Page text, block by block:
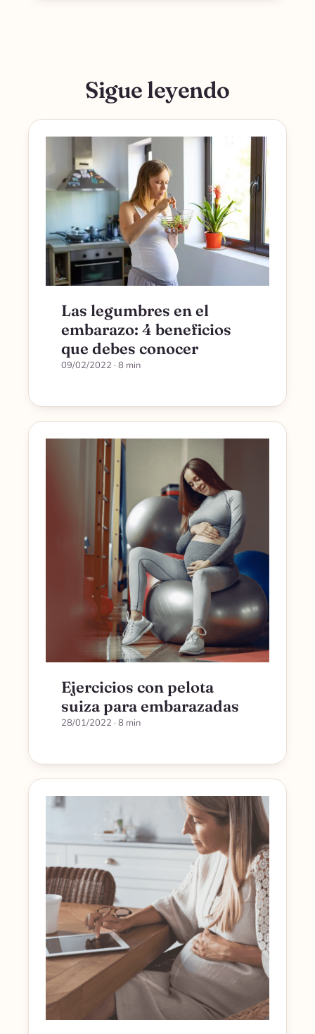
Sigue leyendo
Las legumbres en el
embarazo: 4 beneficios
que debes conocer
09/02/2022 · 8 min
Ejercicios con pelota
suiza para embarazadas
28/01/2022 · 8 min